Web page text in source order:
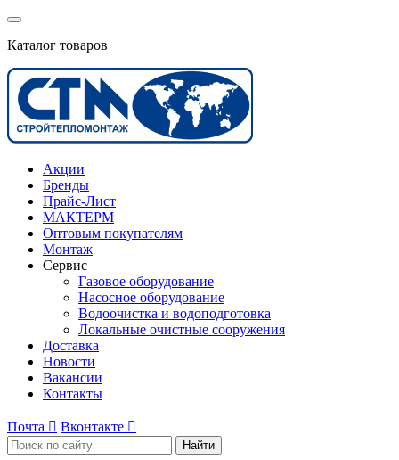
Каталог товаров
Акции
Бренды
Прайс-Лист
МАКТЕРМ
Оптовым покупателям
Монтаж
Сервис
Газовое оборудование
Насосное оборудование
Водоочистка и водоподготовка
Локальные очистные сооружения
Доставка
Новости
Вакансии
Контакты
Почта  Вконтакте 
Найти